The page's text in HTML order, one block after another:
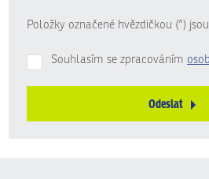
Položky označené hvězdičkou (*)
Souhlasím se zpracováním
Odeslat